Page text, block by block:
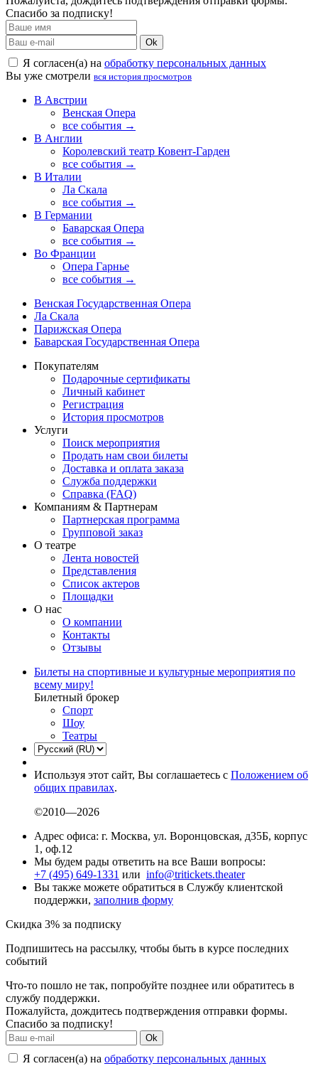
Спасибо за подписку!
Ok
Я согласен(а) на обработку персональных данных
Вы уже смотрели вся история просмотров
В Австрии
Венская Опера
все события →
В Англии
Королевский театр Ковент-Гарден
все события →
В Италии
Ла Скала
все события →
В Германии
Баварская Опера
все события →
Во Франции
Опера Гарнье
все события →
Венская Государственная Опера
Ла Скала
Парижская Опера
Баварская Государственная Опера
Покупателям
Подарочные сертификаты
Личный кабинет
Регистрация
История просмотров
Услуги
Поиск мероприятия
Продать нам свои билеты
Доставка и оплата заказа
Служба поддержки
Справка (FAQ)
Компаниям & Партнерам
Партнерская программа
Групповой заказ
О театре
Лента новостей
Представления
Список актеров
Площадки
О нас
О компании
Контакты
Отзывы
Билеты на спортивные и культурные мероприятия по
всему миру!
Билетный брокер
Спорт
Шоу
Театры
Используя этот сайт, Вы соглашаетесь с Положением об
общих правилах.
©2010—2026
Адрес офиса: г. Москва, ул. Воронцовская, д35Б, корпус
1, оф.12
Мы будем рады ответить на все Ваши вопросы:
+7 (495) 649-1331 или info@tritickets.theater
Вы также можете обратиться в Службу клиентской
поддержки, заполнив форму
Скидка 3% за подписку
Подпишитесь на рассылку, чтобы быть в курсе последних
событий
Что-то пошло не так, попробуйте позднее или обратитесь в
службу поддержки.
Пожалуйста, дождитесь подтверждения отправки формы.
Спасибо за подписку!
Ok
Я согласен(а) на обработку персональных данных